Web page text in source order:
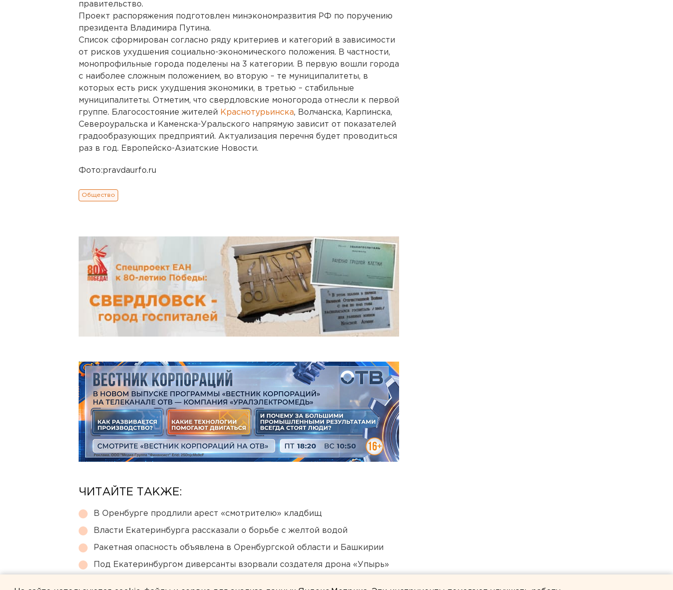
правительство.
Проект распоряжения подготовлен минэкономразвития РФ по поручению
президента Владимира Путина.
Список сформирован согласно ряду критериев и категорий в зависимости
от рисков ухудшения социально-экономического положения. В частности,
монопрофильные города поделены на 3 категории. В первую вошли города
с наиболее сложным положением, во вторую – те муниципалитеты, в
которых есть риск ухудшения экономики, в третью – стабильные
муниципалитеты. Отметим, что свердловские моногорода отнесли к первой
группе. Благосостояние жителей Краснотурьинска, Волчанска, Карпинска,
Североуральска и Каменска-Уральского напрямую зависит от показателей
градообразующих предприятий. Актуализация перечня будет проводиться
раз в год. Европейско-Азиатские Новости.
Фото:pravdaurfo.ru
Общество
ЧИТАЙТЕ ТАКЖЕ:
В Оренбурге продлили арест «смотрителю» кладбищ
Власти Екатеринбурга рассказали о борьбе с желтой водой
Ракетная опасность объявлена в Оренбургской области и Башкирии
Под Екатеринбургом диверсанты взорвали создателя дрона «Упырь»